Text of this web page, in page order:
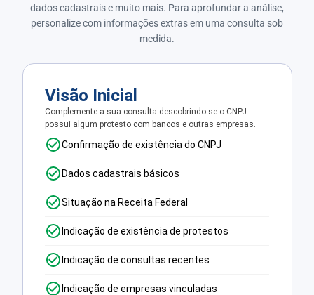
dados cadastrais e muito mais. Para aprofundar a análise,
personalize com informações extras em uma consulta sob
medida.
Visão Inicial
Complemente a sua consulta descobrindo se o CNPJ
possui algum protesto com bancos e outras empresas.
Confirmação de existência do CNPJ
Dados cadastrais básicos
Situação na Receita Federal
Indicação de existência de protestos
Indicação de consultas recentes
Indicação de empresas vinculadas